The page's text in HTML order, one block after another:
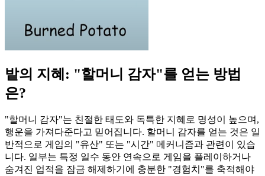
밭의 지혜: "할머니 감자"를 얻는 방법
은?
"할머니 감자"는 친절한 태도와 독특한 지혜로 명성이 높으며,
행운을 가져다준다고 믿어집니다. 할머니 감자를 얻는 것은 일
반적으로 게임의 "유산" 또는 "시간" 메커니즘과 관련이 있습
니다. 일부는 특정 일수 동안 연속으로 게임을 플레이하거나
숨겨진 업적을 잠금 해제하기에 충분한 "경험치"를 축적해야